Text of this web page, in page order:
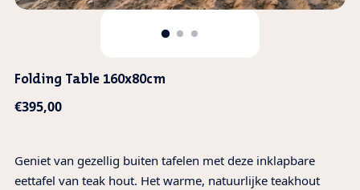
Folding Table 160x80cm
Normale
€395,00
Geniet van gezellig buiten tafelen met deze inklapbare
eettafel van teak hout. Het warme, natuurlijke teakhout